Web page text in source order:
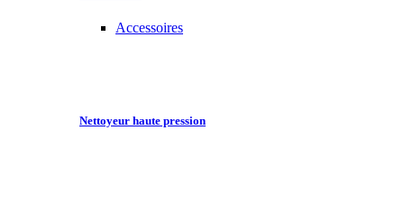
Accessoires
Nettoyeur haute pression